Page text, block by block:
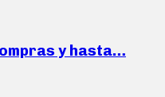
y hasta…